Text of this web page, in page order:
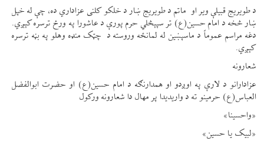
د طویریج قبیلې ویر او ماتم د طویریج ښار د خلکو کلنی عزاداري ده، چې له خپل
ښار څخه د امام حسین(ع) تر سپېڅلي حرم پورې د عاشورا په ورځ ترسره کېږي.
دغه مراسم عموماً د ماسپښین له لمانځه وروسته د چټک منډه وهلو په بڼه ترسره
کېږي.
شعارونه
عزادارانو د لارې په اوږدو او همدارنګه د امام حسین(ع) او حضرت ابوالفضل
العباس(ع) حرمینو ته د واریدیدا پر مهال دا شعارونه ورکول
«واحسینا»
«لبیک یا حسین»